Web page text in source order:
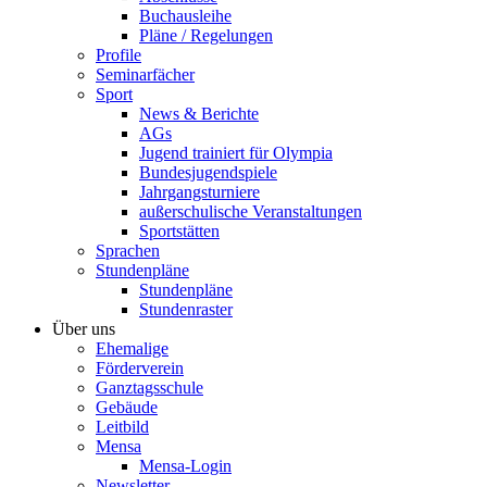
Buchausleihe
Pläne / Regelungen
Profile
Seminarfächer
Sport
News & Berichte
AGs
Jugend trainiert für Olympia
Bundesjugendspiele
Jahrgangsturniere
außerschulische Veranstaltungen
Sportstätten
Sprachen
Stundenpläne
Stundenpläne
Stundenraster
Über uns
Ehemalige
Förderverein
Ganztagsschule
Gebäude
Leitbild
Mensa
Mensa-Login